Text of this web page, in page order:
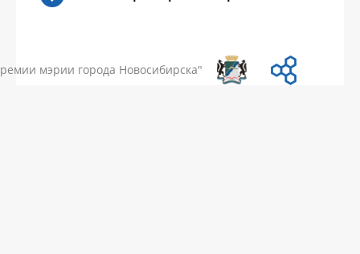
мэрии города Новосибирска"